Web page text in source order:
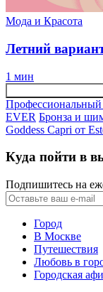
Мода и Красота
Летний
1 мин
EVER Бронза и
Goddess Capri от
Куда пойти в
Подпишитесь на
Город
В Москве
Путешествия
Любовь в
Городская